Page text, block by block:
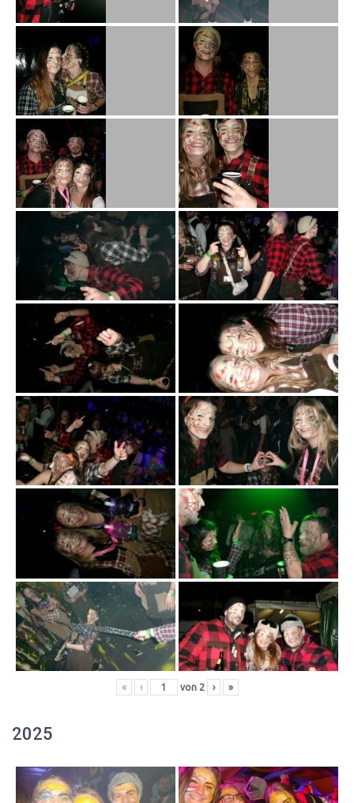
« ‹ von 2 › »
2025